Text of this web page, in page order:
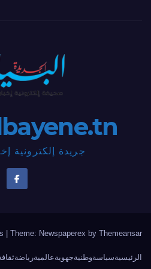
جريدة إلكترونية
Theme: Newspaperex by Themeansar
الرئيسيةسياسةوطنيةجهويةعالميةرياضة